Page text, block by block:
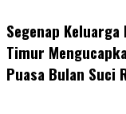
Segenap
Timur
Puasa Bulan Suci